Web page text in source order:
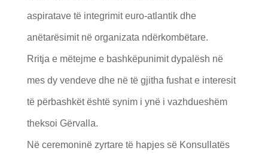
aspiratave të integrimit euro-atlantik dhe
anëtarësimit në organizata ndërkombëtare.
Rritja e mëtejme e bashkëpunimit dypalësh në
mes dy vendeve dhe në të gjitha fushat e interesit
të përbashkët është synim i ynë i vazhdueshëm
theksoi Gërvalla.
Në ceremoninë zyrtare të hapjes së Konsullatës